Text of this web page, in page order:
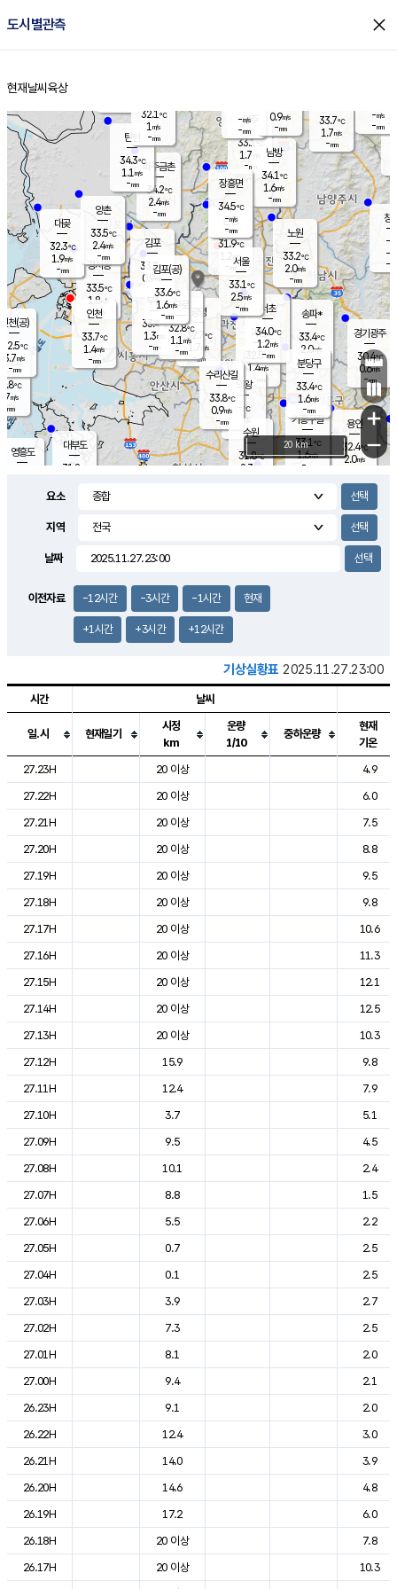
도시별관측 close
홈
현재날씨 육상
의도
℃
m/s
mm
영흥도
양주
33.1℃
1.7
-mm
과천
32.5℃
1.4m/s
- mm
용인
32.4℃
2.0m/s
경기광주
30.4℃
0.6m/s
-mm
2.2m/s
대부도
31.8
경서동
33.5℃
1.8 m/s
-mm
파주금촌
34.2℃
2.4m/s
-mm
33.7℃
1.7m/s
-mm
대곶
32.3℃
1.9m/s
-mm
창
-
-m/
-
탄현
34.3℃
1.1 m/s
-mm
-m/s
-mm
의왕
- ℃
m/s
mm
김포
33.8℃
0.9 m/s
mm
광명
32.7 ℃
1.7 m/s
-mm
부천
33.4℃
1.3m/s
-mm
양촌
33.5℃
2.4m/s
-mm
구로
32.8℃
1.1 m/s
-mm
은평
31.9℃
1.2 m/s
- mm
노원
33.2℃
2.0m/s
-mm
송파*
33.4℃
2.0m/s
-mm
서초
34.0℃
1.2m/s
-mm
남방
34.1℃
1.6m/s
-mm
기흥구갈
33.1℃
1.6m/s
-
수리산길
33.8℃
0.9m/s
-mm
분당구
33.4℃
1.6m/s
-mm
장흥면
34.5℃
-m/s
-mm
-m/s
-mm
인천(공)
32.5℃
3.7m/s
-mm
김포(공)
33.6℃
1.6m/s
-mm
수원
31.8℃
2.3 m/s
인천
33.7℃
1.4m/s
-mm
서울
33.1℃
2.5m/s
-mm
32.1℃
1 m/s
-mm
0.9m/s
-mm
+
−
20 km
요소
지역
날짜
이전자료 -12시간 -3시간 -1시간 현재
+1시간 +3시간 +12시간
기상실황표 2025.11.27.23:00
도시별 기상실황표로 지점, 날씨, 기온, 강수, 바람, 기압등을 안내한 표입
시간 날씨
일.시 현재일기
시정
km
운량
1/10
중하운량
현재
기온
27.23H
20 이상
4.9
27.22H
20 이상
6.0
27.21H
20 이상
7.5
27.20H
20 이상
8.8
27.19H
20 이상
9.5
27.18H
20 이상
9.8
27.17H
20 이상
10.6
27.16H
20 이상
11.3
27.15H
20 이상
12.1
27.14H
20 이상
12.5
27.13H
20 이상
10.3
27.12H
15.9
9.8
27.11H
12.4
7.9
27.10H
3.7
5.1
27.09H
9.5
4.5
27.08H
10.1
2.4
27.07H
8.8
1.5
27.06H
5.5
2.2
27.05H
0.7
2.5
27.04H
0.1
2.5
27.03H
3.9
2.7
27.02H
7.3
2.5
27.01H
8.1
2.0
27.00H
9.4
2.1
26.23H
9.1
2.0
26.22H
12.4
3.0
26.21H
14.0
3.9
26.20H
14.6
4.8
26.19H
17.2
6.0
26.18H
20 이상
7.8
26.17H
20 이상
10.3